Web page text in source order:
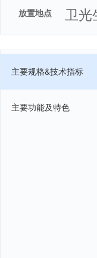
放置地点 卫光
主要规格&技术指标
主要功能及特色